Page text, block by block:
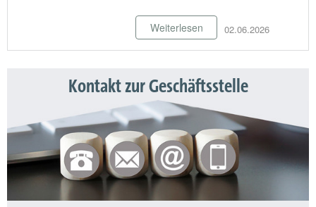
02.06.2026
Weiterlesen
Kontakt zur Geschäftsstelle